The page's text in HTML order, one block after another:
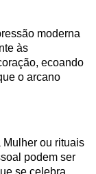
moderna
às
ecoando
o arcano
ou rituais
podem ser